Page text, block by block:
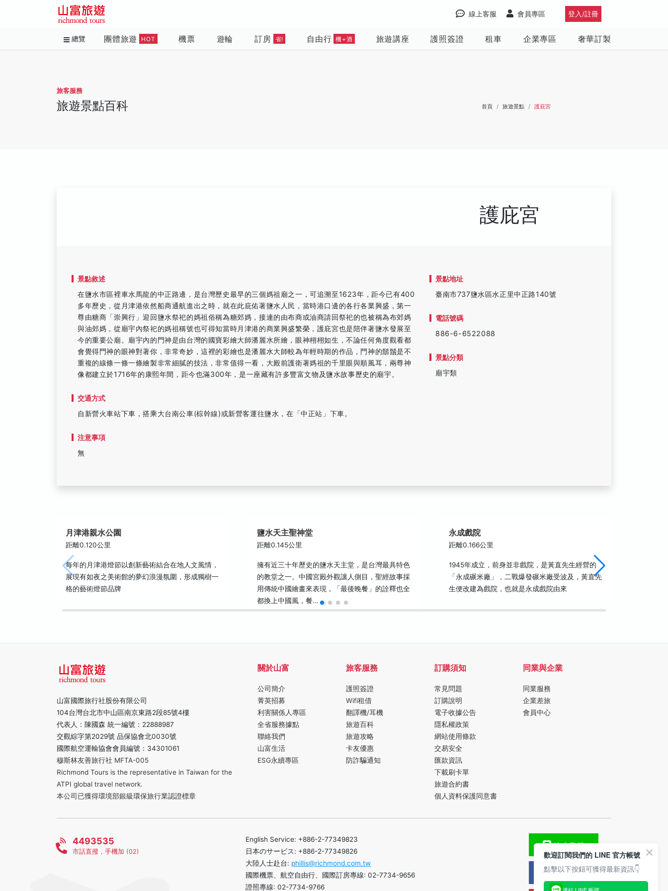
登入/註冊
會員專區
線上客服
總覽 團體旅遊 HOT 機票 遊輪 訂房 省! 自由行 機+酒 旅遊講座 護照簽證 租車 企業專區 奢華訂製
旅客服務
旅遊景點百科 首頁 旅遊景點 護庇宮
護庇宮
景點敘述
在鹽水市區裡車水馬龍的中正路邊，是台灣歷史最早的三個媽祖廟之一，可追溯至1623年，距今已有400
多年歷史，從月津港依然船商通航進出之時，就在此庇佑著鹽水人民，當時港口邊的各行各業興盛，第一
尊由糖商「崇興行」迎回鹽水祭祀的媽祖俗稱為糖郊媽，接連的由布商或油商請回祭祀的也被稱為布郊媽
與油郊媽，從廟宇內祭祀的媽祖稱號也可得知當時月津港的商業興盛繁榮，護庇宮也是陪伴著鹽水發展至
今的重要公廟。廟宇內的門神是由台灣的國寶彩繪大師潘麗水所繪，眼神栩栩如生，不論任何角度觀看都
會覺得門神的眼神對著你，非常奇妙，這裡的彩繪也是潘麗水大師較為年輕時期的作品，門神的鬍鬚是不
重複的線條一條一條繪製非常細膩的技法，非常值得一看，大殿前護衛著媽祖的千里眼與順風耳，兩尊神
像都建立於1716年的康熙年間，距今也滿300年，是一座藏有許多豐富文物及鹽水故事歷史的廟宇。
交通方式
自新營火車站下車，搭乘大台南公車(棕幹線)或新營客運往鹽水，在「中正站」下車。
注意事項
無
景點地址
臺南市737鹽水區水正里中正路140號
電話號碼
886-6-6522088
景點分類
廟宇類
月津港親水公園
距離0.120公里
每年的月津港燈節以創新藝術結合在地人文風情，
展現有如夜之美術館的夢幻浪漫氛圍，形成獨樹一
格的藝術燈節品牌
鹽水天主聖神堂
距離0.145公里
擁有近三十年歷史的鹽水天主堂，是台灣最具特色
的教堂之一。中國宮殿外觀讓人側目，聖經故事採
用傳統中國繪畫來表現，「最後晚餐」的詮釋也全
都換上中國風，餐…
永成戲院
距離0.166公里
1945年成立，前身並非戲院，是黃直先生經營的
「永成碾米廠」，二戰爆發碾米廠受波及，黃直先
生便改建為戲院，也就是永成戲院由來
山富國際旅行社股份有限公司
104台灣台北市中山區南京東路2段85號4樓
代表人：陳國森 統一編號：22888987
交觀綜字第2029號 品保協會北0030號
國際航空運輸協會會員編號：34301061
穆斯林友善旅行社 MFTA-005
Richmond Tours is the representative in Taiwan for the
ATPI global travel network.
本公司已獲得環境部銀級環保旅行業認證標章
關於山富
公司簡介
菁英招募
利害關係人專區
全省服務據點
聯絡我們
山富生活
ESG永續專區
旅客服務
護照簽證
Wifi租借
翻譯機/耳機
旅遊百科
旅遊攻略
卡友優惠
防詐騙通知
訂購須知
常見問題
訂購說明
電子收據公告
隱私權政策
網站使用條款
交易安全
匯款資訊
下載刷卡單
旅遊合約書
個人資料保護同意書
同業與企業
同業服務
企業差旅
會員中心
4493535
市話直撥，手機加 (02)
English Service: +886-2-77349823
日本のサービス: +886-2-77349826
大陸人士赴台: phillis@richmond.com.tw
國際機票、航空自由行、國際訂房專線: 02-7734-9656
證照專線: 02-7734-9766
線上客服
FB粉絲團
歡迎訂閱我們的 LINE 官方帳號
點擊以下按鈕可獲得最新資訊👇
連結 LINE 帳號